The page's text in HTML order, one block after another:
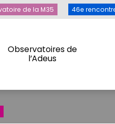
Observatoires de
l’Adeus
de la M35 46e
de la M35 46e